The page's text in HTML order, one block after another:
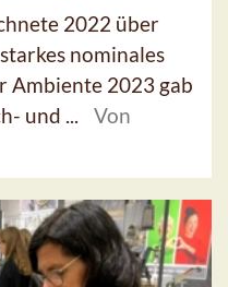
2022 über
nominales
Ambiente 2023 gab
und ...
Von